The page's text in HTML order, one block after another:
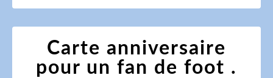
Carte anniversaire
pour un fan de foot .